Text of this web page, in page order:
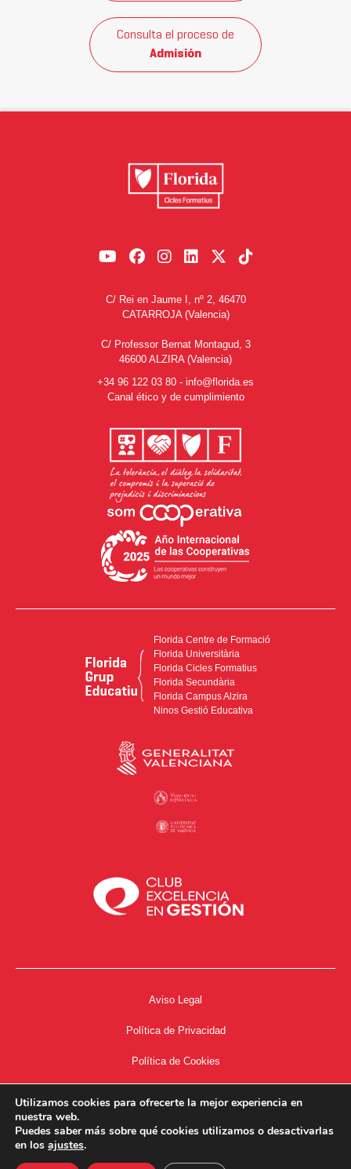
Consulta el proceso de
Admisión
C/ Rei en Jaume I, nº 2, 46470
CATARROJA (Valencia)
C/ Professor Bernat Montagud, 3
46600 ALZIRA (Valencia)
+34 96 122 03 80 - info@florida.es
Canal ético y de cumplimiento
Florida Centre de Formació
Florida Universitària
Florida Cicles Formatius
Florida Secundària
Florida Campus Alzira
Ninos Gestió Educativa
Aviso Legal
Política de Privacidad
Política de Cookies
Utilizamos cookies para ofrecerte la mejor experiencia en
nuestra web.
Puedes saber más sobre qué cookies utilizamos o desactivarlas
en los ajustes.